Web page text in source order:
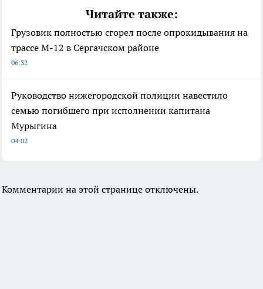
Читайте также:
Грузовик полностью сгорел после опрокидывания на
трассе М-12 в Сергачском районе
06:32
Руководство нижегородской полиции навестило
семью погибшего при исполнении капитана
Мурыгина
04:02
Комментарии на этой странице отключены.